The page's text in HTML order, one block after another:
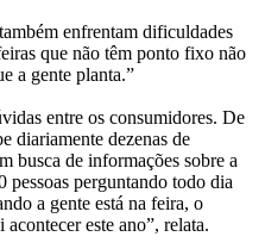
enfrentam dificuldades
que não têm ponto fixo não
a gente planta.”
entre os consumidores. De
diariamente dezenas de
busca de informações sobre a
pessoas perguntando todo dia
a gente está na feira, o
este ano”, relata.